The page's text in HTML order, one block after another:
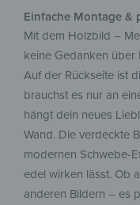
Einfache Montage &
Mit dem Holzbild –
keine Gedanken über
Auf der Rückseite ist
brauchst es nur an
hängt dein neues
Wand. Die verdeckte
modernen Schwebe-
edel wirken lässt. Ob
anderen Bildern – es